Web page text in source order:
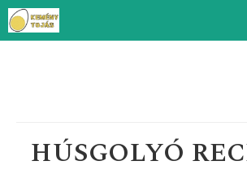
Kilépés
HÚSGOLYÓ